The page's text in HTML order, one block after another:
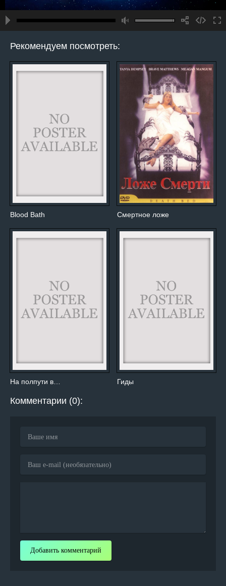
Рекомендуем посмотреть:
Blood Bath Смертное ложе
На полпути в… Гиды
Комментарии (0):
Добавить комментарий